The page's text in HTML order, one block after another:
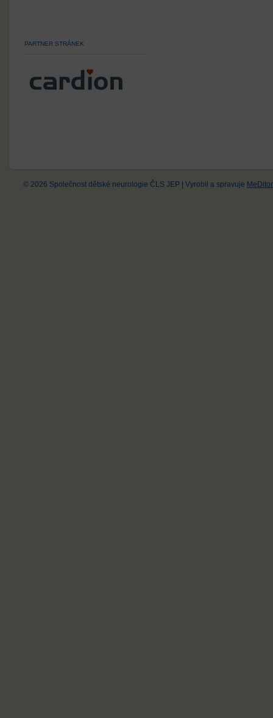
PARTNER STRÁNEK
© 2026 Společnost dětské neurologie ČLS JEP Vyrobil a spravuje